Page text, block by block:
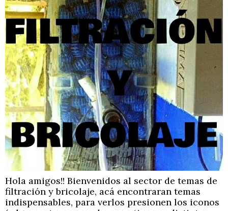
Hola amigos!! Bienvenidos al sector de temas de
filtración y bricolaje, acá encontraran temas
indispensables, para verlos presionen los iconos